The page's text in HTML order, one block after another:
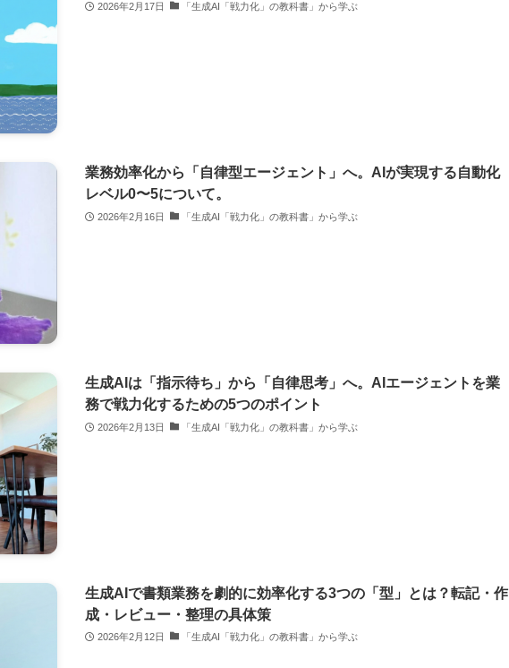
2026年2月17日 「生成AI「戦力化」の教科書」から学ぶ
業務効率化から「自律型エージェント」へ。AIが実現する自動化
レベル0〜5について。
2026年2月16日 「生成AI「戦力化」の教科書」から学ぶ
生成AIは「指示待ち」から「自律思考」へ。AIエージェントを業
務で戦力化するための5つのポイント
2026年2月13日 「生成AI「戦力化」の教科書」から学ぶ
生成AIで書類業務を劇的に効率化する3つの「型」とは？転記・作
成・レビュー・整理の具体策
2026年2月12日 「生成AI「戦力化」の教科書」から学ぶ